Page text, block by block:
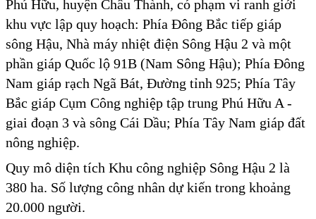
Phú Hữu, huyện Châu Thành, có phạm vi ranh giới
khu vực lập quy hoạch: Phía Đông Bắc tiếp giáp
sông Hậu, Nhà máy nhiệt điện Sông Hậu 2 và một
phần giáp Quốc lộ 91B (Nam Sông Hậu); Phía Đông
Nam giáp rạch Ngã Bát, Đường tỉnh 925; Phía Tây
Bắc giáp Cụm Công nghiệp tập trung Phú Hữu A -
giai đoạn 3 và sông Cái Dầu; Phía Tây Nam giáp đất
nông nghiệp.
Quy mô diện tích Khu công nghiệp Sông Hậu 2 là
380 ha. Số lượng công nhân dự kiến trong khoảng
20.000 người.